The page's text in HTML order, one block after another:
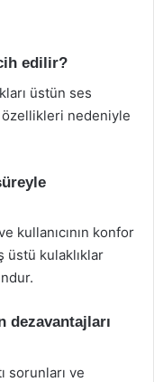
edilir?
üstün ses
nedeniyle
kullanıcının konfor
üstü kulaklıklar
dezavantajları
sorunları ve